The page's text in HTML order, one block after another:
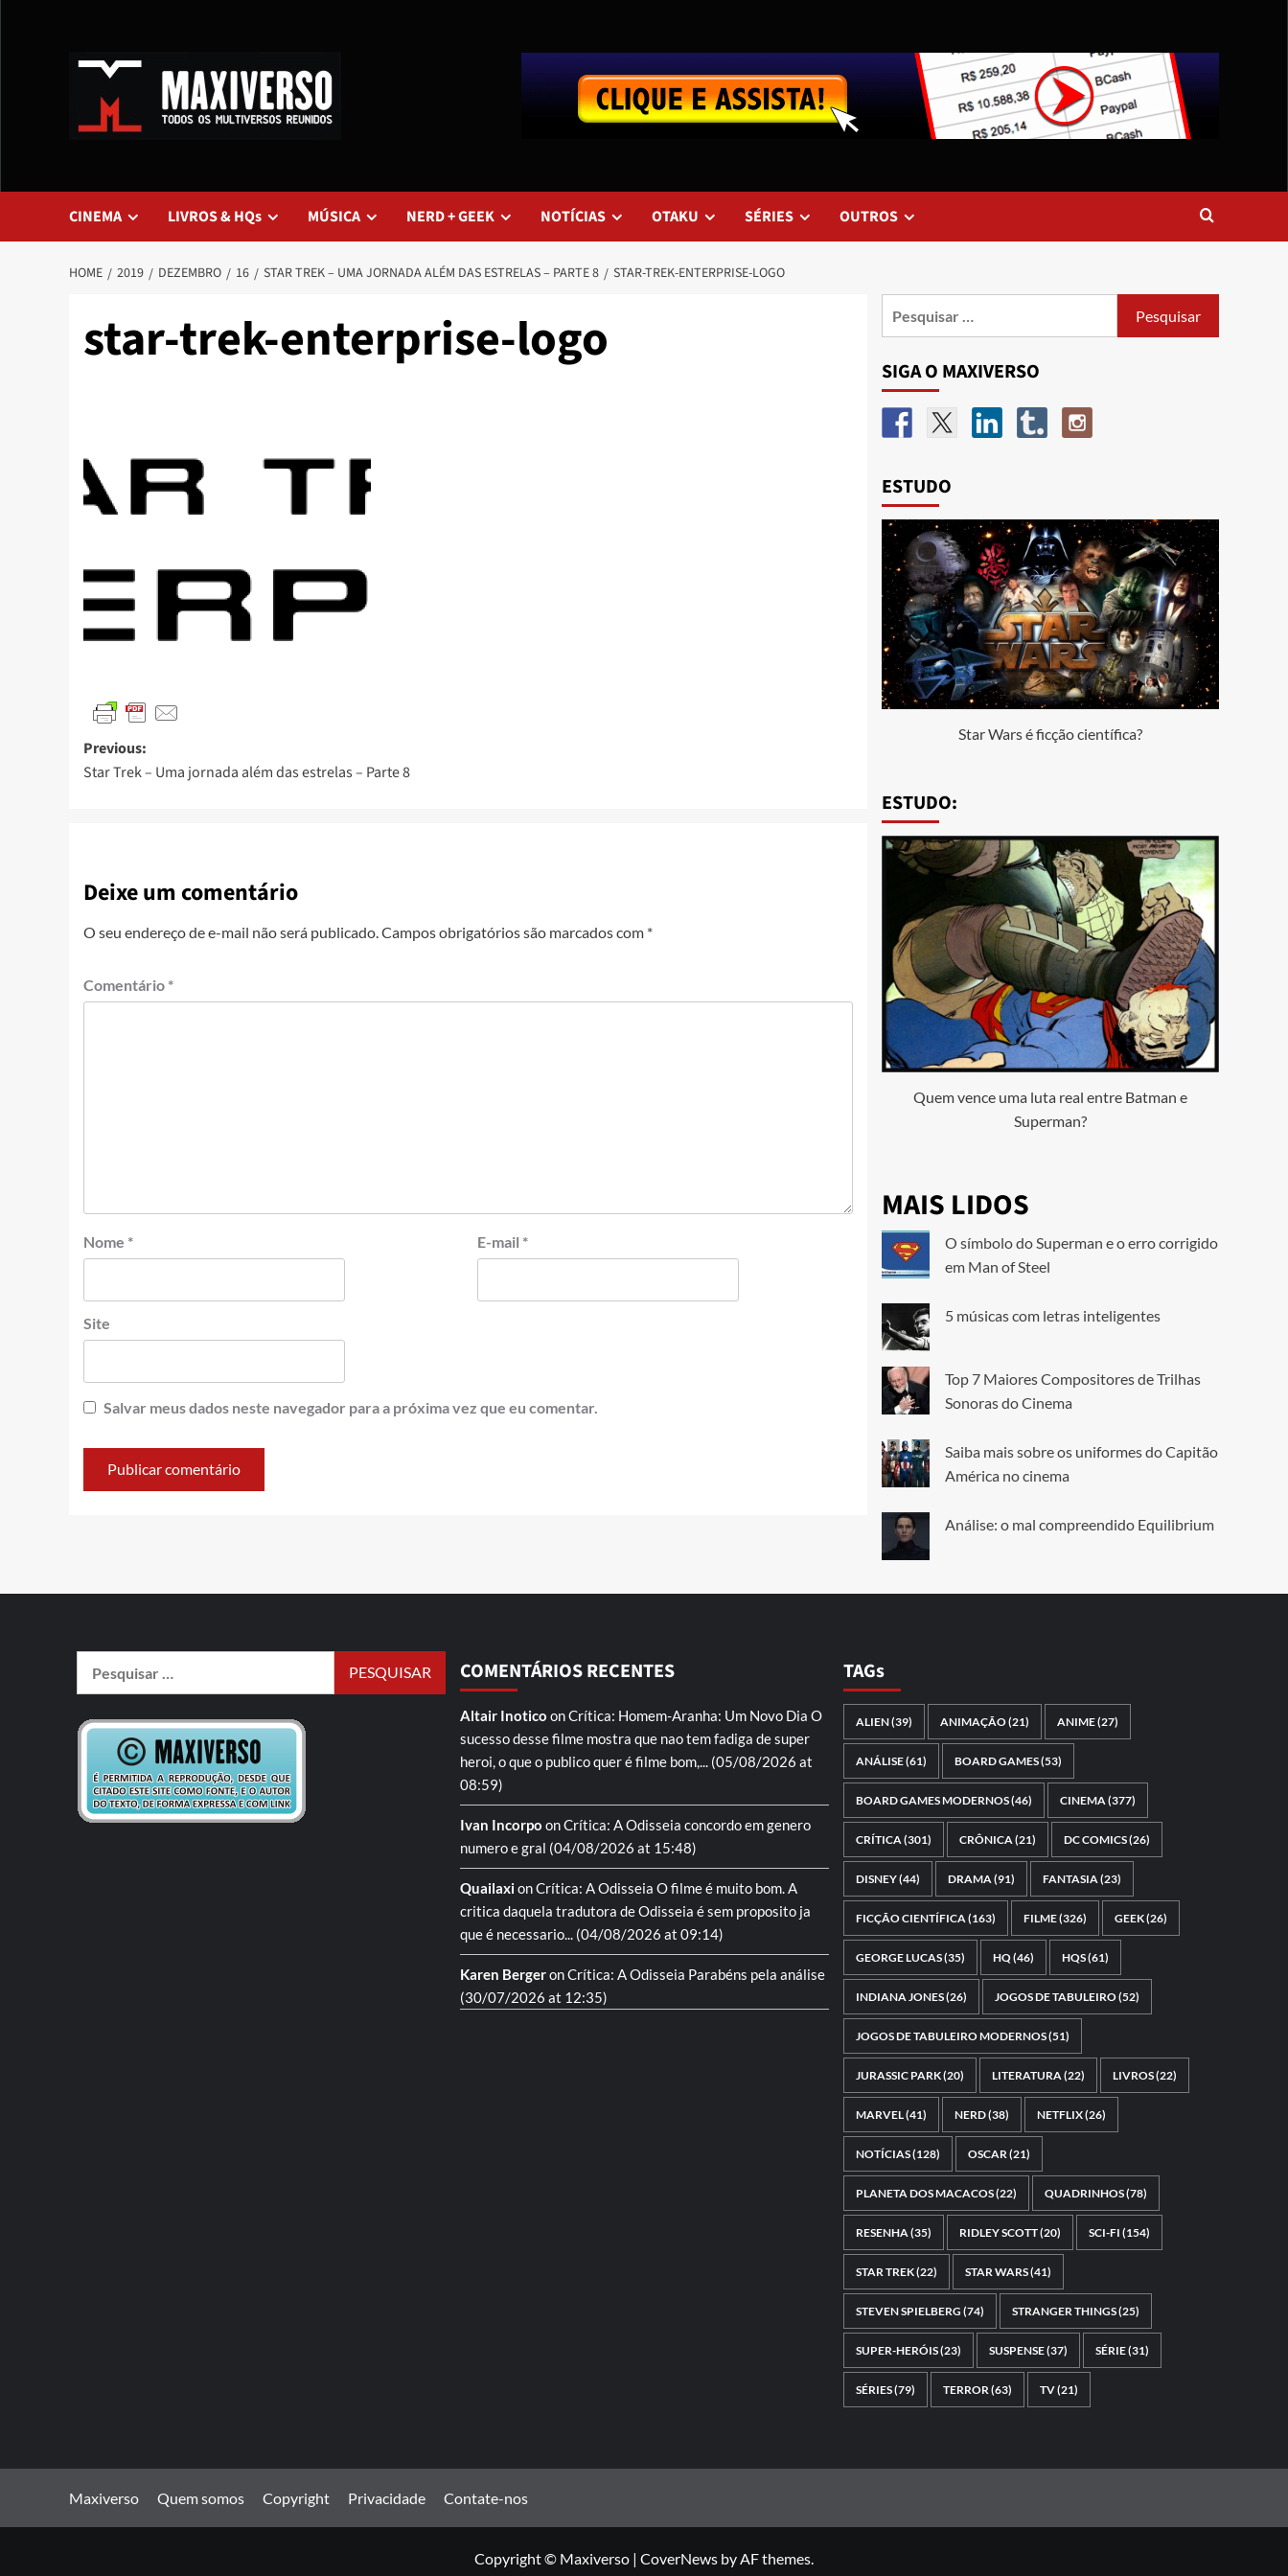
CINEMA LIVROS & HQs MÚSICA NERD + GEEK NOTÍCIAS OTAKU SÉRIES OUTROS
HOME 2019 DEZEMBRO 16 STAR TREK – UMA JORNADA ALÉM DAS ESTRELAS – PARTE 8 STAR-TREK-ENTERPRISE-LOGO
star-trek-enterprise-logo
Previous:
Star Trek – Uma jornada além das estrelas – Parte 8
Deixe um comentário
O seu endereço de e-mail não será publicado.Campos obrigatórios são marcados com *
Comentário *
Nome * E-mail *
Site
Salvar meus dados neste navegador para a próxima vez que eu comentar.
SIGA O MAXIVERSO
ESTUDO
Star Wars é ficção científica?
ESTUDO:
Quem vence uma luta real entre Batman e
Superman?
MAIS LIDOS
O símbolo do Superman e o erro corrigido
em Man of Steel
5 músicas com letras inteligentes
Top 7 Maiores Compositores de Trilhas
Sonoras do Cinema
Saiba mais sobre os uniformes do Capitão
América no cinema
Análise: o mal compreendido Equilibrium
COMENTÁRIOS RECENTES
Altair Inotico onCrítica: Homem-Aranha: Um Novo Dia O
sucesso desse filme mostra que nao tem fadiga de super
heroi, o que o publico quer é filme bom,... (05/08/2026 at
08:59)
Ivan Incorpo onCrítica: A Odisseia concordo em genero
numero e gral (04/08/2026 at 15:48)
QuailaxionCrítica: A Odisseia O filme é muito bom. A
critica daquela tradutora de Odisseia é sem proposito ja
que é necessario... (04/08/2026 at 09:14)
Karen BergeronCrítica: A Odisseia Parabéns pela análise
(30/07/2026 at 12:35)
TAGs
ALIEN(39) ANIMAÇÃO(21) ANIME(27)
ANÁLISE(61) BOARD GAMES(53)
BOARD GAMES MODERNOS(46) CINEMA (377)
CRÍTICA (301) CRÔNICA (21) DC COMICS(26)
DISNEY(44) DRAMA (91) FANTASIA (23)
FICÇÃO CIENTÍFICA (163) FILME(326) GEEK(26)
GEORGE LUCAS(35) HQ(46) HQS(61)
INDIANA JONES(26) JOGOS DE TABULEIRO(52)
JOGOS DE TABULEIRO MODERNOS(51)
JURASSIC PARK(20) LITERATURA (22) LIVROS(22)
MARVEL(41) NERD(38) NETFLIX(26)
NOTÍCIAS(128) OSCAR (21)
PLANETA DOS MACACOS(22) QUADRINHOS(78)
RESENHA (35) RIDLEY SCOTT(20) SCI-FI (154)
STAR TREK(22) STAR WARS(41)
STEVEN SPIELBERG (74) STRANGER THINGS(25)
SUPER-HERÓIS(23) SUSPENSE(37) SÉRIE(31)
SÉRIES(79) TERROR (63) TV(21)
Maxiverso Quem somos Copyright Privacidade Contate-nos
Copyright © Maxiverso | CoverNews by AF themes.